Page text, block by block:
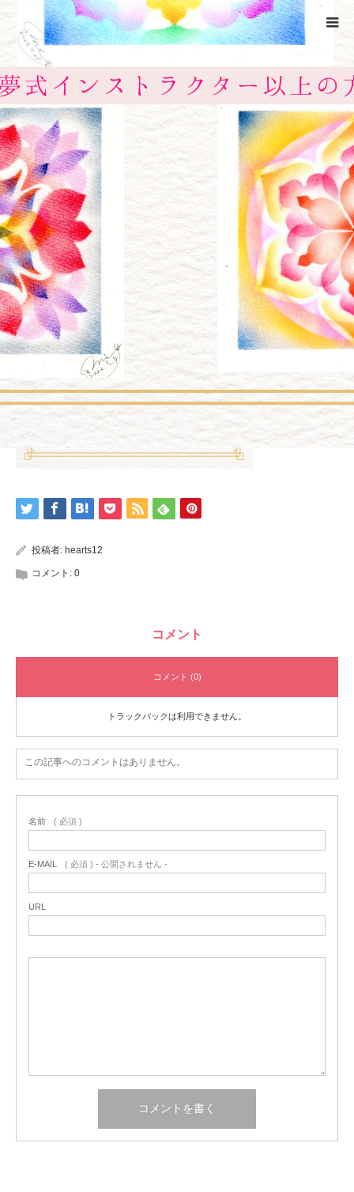
ホーム ローズウィンドウ風アート1
Warning: ltrim() expects parameter 1 to be string, object given
in/home/xs524725/reiki-kumamoto.com/public_html/wp-
includes/formatting.php
on line
ローズウィンドウ風アート1
2023.05.8
投稿者: hearts12
コメント: 0
コメント
コメント (0)
トラックバックは利用できません。
この記事へのコメントはありません。
名前 ( 必須 )
E-MAIL ( 必須 ) - 公開されません -
URL